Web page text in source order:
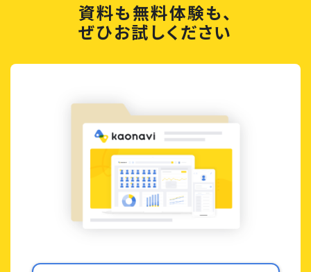
資料も無料体験も、
ぜひお試しください